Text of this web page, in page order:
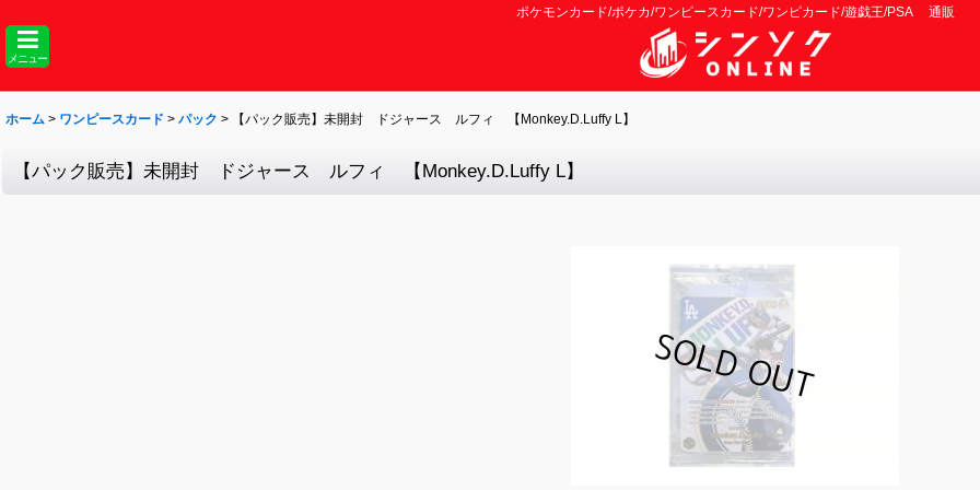
ポケモンカード/ポケカ/ワンピースカード/ワンピカード/遊戯王/PSA 通販
メニュー
ホーム > ワンピースカード > パック > 【パック販売】未開封 ドジャース ルフィ 【Monkey.D.Luffy L】
【パック販売】未開封 ドジャース ルフィ 【Monkey.D.Luffy L】